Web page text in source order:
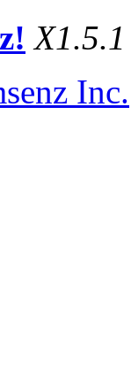
X1.5.1
Inc.